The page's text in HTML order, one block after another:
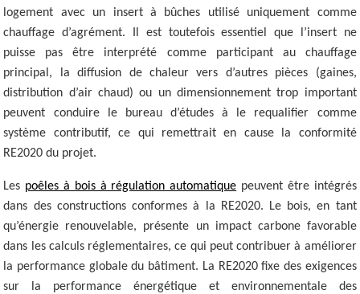
logement avec un insert à bûches utilisé uniquement comme
chauffage d’agrément. Il est toutefois essentiel que l’insert ne
puisse pas être interprété comme participant au chauffage
principal, la diffusion de chaleur vers d’autres pièces (gaines,
distribution d’air chaud) ou un dimensionnement trop important
peuvent conduire le bureau d’études à le requalifier comme
système contributif, ce qui remettrait en cause la conformité
RE2020 du projet.
Les poêles à bois à régulation automatique peuvent être intégrés
dans des constructions conformes à la RE2020. Le bois, en tant
qu’énergie renouvelable, présente un impact carbone favorable
dans les calculs réglementaires, ce qui peut contribuer à améliorer
la performance globale du bâtiment. La RE2020 fixe des exigences
sur la performance énergétique et environnementale des